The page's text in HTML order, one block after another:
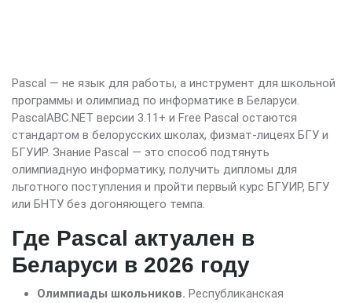
Pascal — не язык для работы, а инструмент для школьной
программы и олимпиад по информатике в Беларуси.
PascalABC.NET версии 3.11+ и Free Pascal остаются
стандартом в белорусских школах, физмат-лицеях БГУ и
БГУИР. Знание Pascal — это способ подтянуть
олимпиадную информатику, получить дипломы для
льготного поступления и пройти первый курс БГУИР, БГУ
или БНТУ без догоняющего темпа.
Где Pascal актуален в
Беларуси в 2026 году
Олимпиады школьников. Республиканская